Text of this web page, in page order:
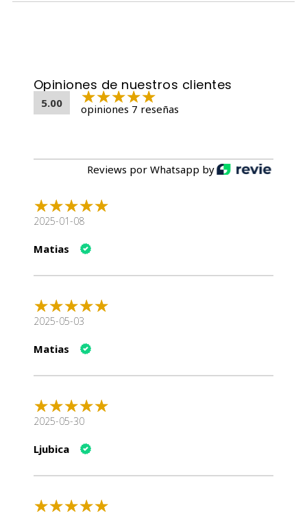
Opiniones de nuestros clientes
5.00 opiniones 7 reseñas
Reviews por Whatsapp by
2025-01-08
Matias
2025-05-03
Matias
2025-05-30
Ljubica